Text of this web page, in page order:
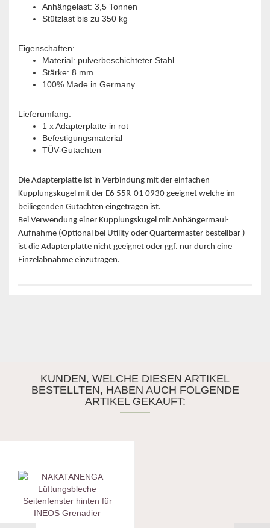
Anhängelast: 3,5 Tonnen
Stützlast bis zu 350 kg
Eigenschaften:
Material: pulverbeschichteter Stahl
Stärke: 8 mm
100% Made in Germany
Lieferumfang:
1 x Adapterplatte in rot
Befestigungsmaterial
TÜV-Gutachten
Die Adapterplatte ist in Verbindung mit der einfachen
Kupplungskugel mit der E6 55R-01 0930 geeignet welche im
beiliegenden Gutachten eingetragen ist.
Bei Verwendung einer Kupplungskugel mit Anhängermaul-
Aufnahme (Optional bei Utility oder Quartermaster bestellbar )
ist die Adapterplatte nicht geeignet oder ggf. nur durch eine
Einzelabnahme einzutragen.
KUNDEN, WELCHE DIESEN ARTIKEL
BESTELLTEN, HABEN AUCH FOLGENDE
ARTIKEL GEKAUFT: